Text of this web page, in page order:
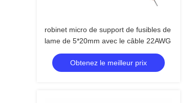
robinet micro de support de fusibles de
lame de 5*20mm avec le câble 22AWG
Obtenez le meilleur prix